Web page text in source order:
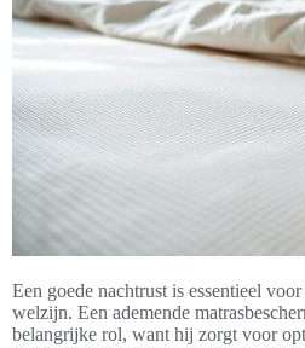
Een goede nachtrust is essentieel
welzijn. Een ademende
belangrijke rol, want hij zorgt voor